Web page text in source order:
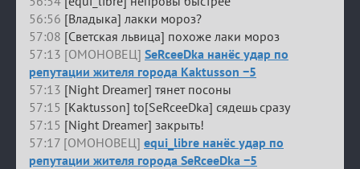
56:56 [Владыка] лакки мороз?
57:08 [Светская львица] похоже лаки мороз
57:13 [ОМОНОВЕЦ] SeRceeDka нанёс удар по
репутации жителя города Kaktusson −5
57:13 [Night Dreamer] тянет посоны
57:15 [Kaktusson] to[SeRceeDka] сядешь сразу
57:15 [Night Dreamer] закрыть!
57:17 [ОМОНОВЕЦ] equi_libre нанёс удар по
репутации жителя города SeRceeDka −5